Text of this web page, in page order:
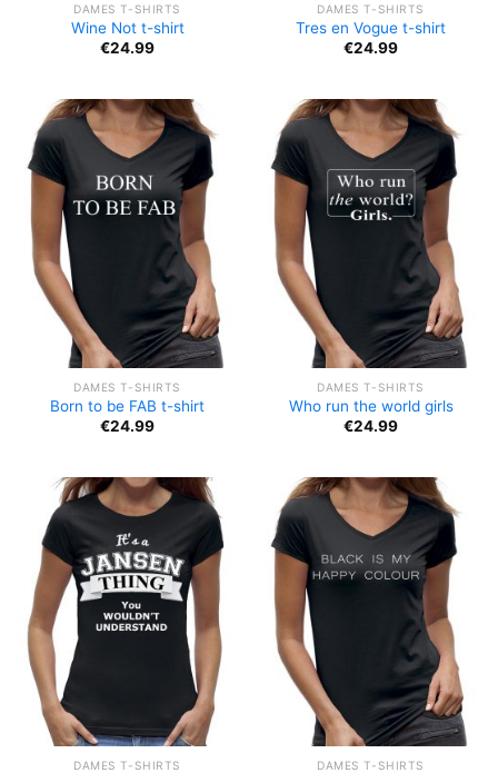
DAMES T-SHIRTS
Wine Not t-shirt
€24.99
DAMES T-SHIRTS
Tres en Vogue t-shirt
€24.99
DAMES T-SHIRTS
Born to be FAB t-shirt
€24.99
DAMES T-SHIRTS
Who run the world girls
€24.99
DAMES T-SHIRTS DAMES T-SHIRTS